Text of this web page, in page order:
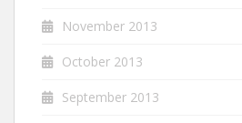
November 2013
October 2013
September 2013